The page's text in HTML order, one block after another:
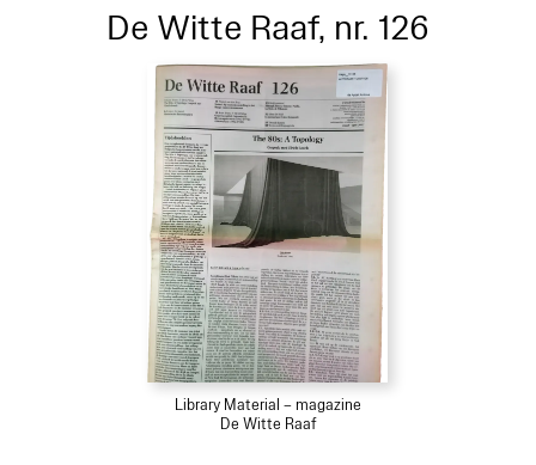
De Witte Raaf, nr. 126
Library Material – magazine
De Witte Raaf